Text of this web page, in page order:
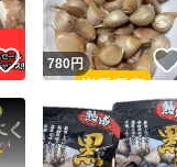
いいね！
780円